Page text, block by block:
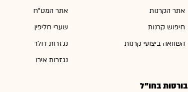
אתר הקרנות
חיפוש קרנות
השוואה ביצועי קרנות
בורסות בחו"ל
אתר המט"ח
שערי חליפין
נגזרות דולר
נגזרות אירו